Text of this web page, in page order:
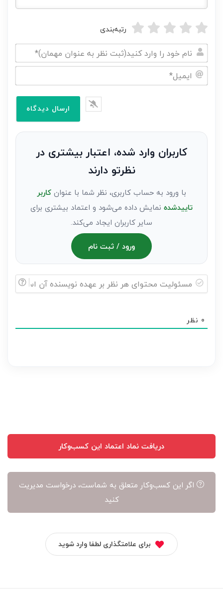
رتبه‌بندی
نام
خود
نظر
کاربران وارد شده، اعتبار بیشتری در
نظرتو دارند
با ورود به حساب کاربری، نظر شما با عنوانکاربر
تاییدشده نمایش داده می‌شود و اعتماد بیشتری برای
سایر کاربران ایجاد می‌کند.
ورود / ثبت نام
هر
0 نظر
دریافت نماد اعتماد این کسب‌وکار
اگر این کسب‌وکار متعلق به شماست، درخواست مدیریت
کنید
برای علامتگذاری لطفا وارد شوید